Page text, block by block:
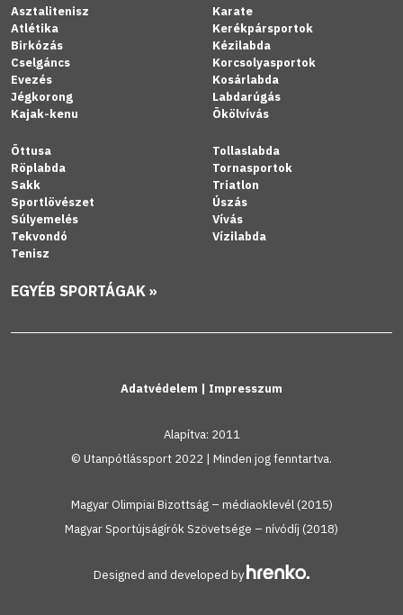
Asztalitenisz
Atlétika
Birkózás
Cselgáncs
Evezés
Jégkorong
Kajak-kenu
Karate
Kerékpársportok
Kézilabda
Korcsolyasportok
Kosárlabda
Labdarúgás
Ökölvívás
Öttusa
Röplabda
Sakk
Sportlövészet
Súlyemelés
Tekvondó
Tenisz
Tollaslabda
Tornasportok
Triatlon
Úszás
Vívás
Vízilabda
EGYÉB SPORTÁGAK »
Adatvédelem | Impresszum
Alapítva: 2011
© Utanpótlássport 2022 | Minden jog fenntartva.
Magyar Olimpiai Bizottság – médiaoklevél (2015)
Magyar Sportújságírók Szövetsége – nívódíj (2018)
Designed and developed by